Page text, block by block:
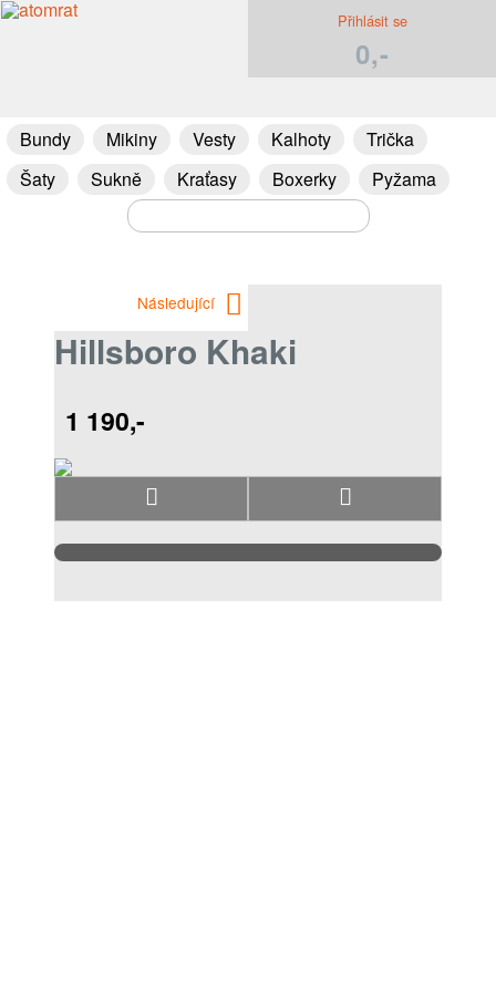
Přihlásit se
0,-
Bundy Mikiny Vesty Kalhoty
Trička
Šaty
Sukně Kraťasy Boxerky Pyžama
Následující
Hillsboro Khaki
1 190,-